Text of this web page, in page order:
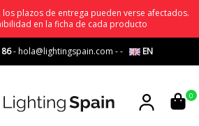
plazos de entrega pueden verse afectados.
en la ficha de cada producto
-hola@lightingspain.com -- EN
0